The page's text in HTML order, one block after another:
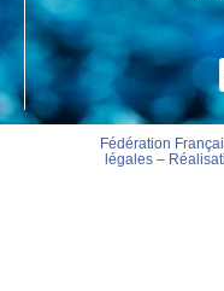
Fédération
légales–